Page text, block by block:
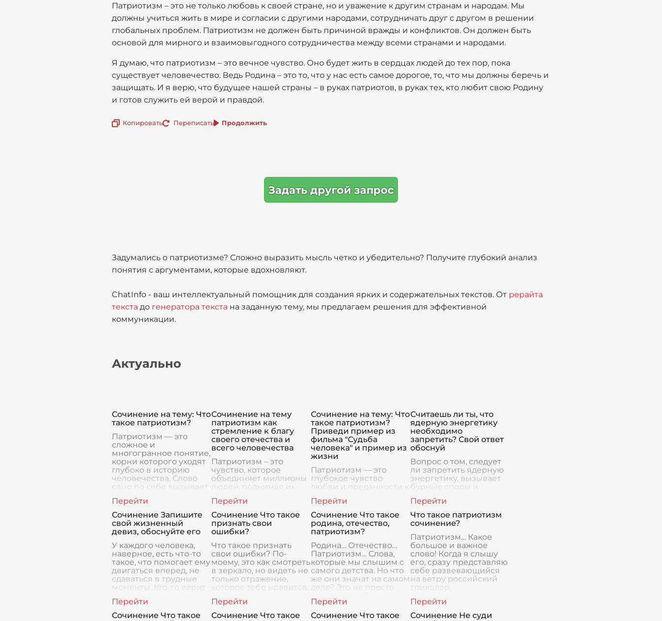
Патриотизм – это не только любовь к своей стране, но и уважение к другим странам и народам. Мы
должны учиться жить в мире и согласии с другими народами, сотрудничать друг с другом в решении
глобальных проблем. Патриотизм не должен быть причиной вражды и конфликтов. Он должен быть
основой для мирного и взаимовыгодного сотрудничества между всеми странами и народами.
Я думаю, что патриотизм – это вечное чувство. Оно будет жить в сердцах людей до тех пор, пока
существует человечество. Ведь Родина – это то, что у нас есть самое дорогое, то, что мы должны беречь и
защищать. И я верю, что будущее нашей страны – в руках патриотов, в руках тех, кто любит свою Родину
и готов служить ей верой и правдой.
Копировать Переписать Продолжить
Задать другой запрос
Задумались о патриотизме? Сложно выразить мысль четко и убедительно? Получите глубокий анализ
понятия с аргументами, которые вдохновляют.
ChatInfo - ваш интеллектуальный помощник для создания ярких и содержательных текстов. От рерайта
текста до генератора текста на заданную тему, мы предлагаем решения для эффективной
коммуникации.
Актуально
Сочинение на тему: Что
такое патриотизм?
Патриотизм — это
сложное и
многогранное понятие,
корни которого уходят
глубоко в историю
человечества. Слово
само по себе вызывает
пробуждая чувства
гордости,
Сочинение на тему
патриотизм как
стремление к благу
своего отечества и
всего человечества
Патриотизм – это
чувство, которое
объединяет миллионы
людей, поднимая их
благо своего отечества
и всего человечества.
Это искреннее
стремление к
улучшению жизни
Сочинение на тему: Что
такое патриотизм?
Приведи пример из
фильма "Судьба
человека" и пример из
жизни
Патриотизм — это
глубокое чувство
любви и преданности к
привязанность к
своему народу, его
культуре и традициям.
Это качество, которое
отражается в
действиях, поступк
Считаешь ли ты, что
ядерную энергетику
необходимо
запретить? Свой ответ
обоснуй
Вопрос о том, следует
ли запретить ядерную
энергетику, вызывает
бурные споры и
рассмотрения
множества факторов.
Есть веские аргументы
как "за", так и "против"
Сочинение Запишите
свой жизненный
девиз, обоснуйте его
У каждого человека,
наверное, есть что-то
такое, что помогает ему
двигаться вперед, не
сдаваться в трудные
моменты. Кто-то верит
удачу, а кто-то – в
собственны
Сочинение Что такое
признать свои
ошибки?
Что такое признать
свои ошибки? По-
моему, это как смотреть
в зеркало, но видеть не
только отражение,
которое тебе нравится,
которые ты раньше не
замечал. Это честн
Сочинение Что такое
родина, отечество,
патриотизм?
Родина… Отечество…
Патриотизм… Слова,
которые мы слышим с
самого детства. Но что
же они значат на самом
деле? Это не просто
гораздо больше. Это то,
что живет
Что такое патриотизм
сочинение?
Патриотизм… Какое
большое и важное
слово! Когда я слышу
его, сразу представляю
себе развевающийся
на ветру российский
триколор,
гимна и лица людей,
объединенны
Сочинение Что такое
Сочинение Что такое
Сочинение Что такое
Сочинение Не суди